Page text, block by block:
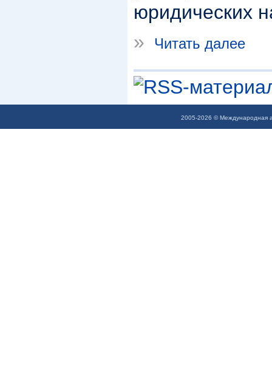
юридических
»
Читать далее
2005-2026 © Международная